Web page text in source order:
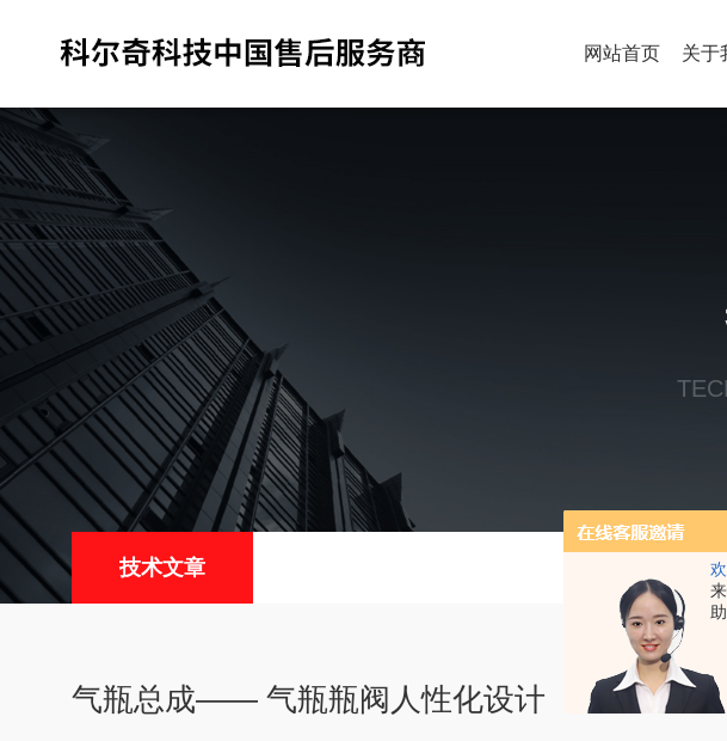
网站首页 关于
技术文章
气瓶总成—— 气瓶瓶阀人性化设计